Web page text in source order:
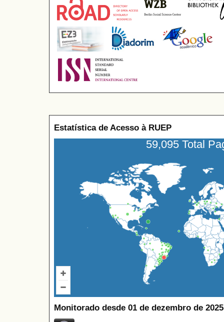
Estatística de Acesso à RUEP
59,095 Total
Monitorado desde 01 de dezembro de